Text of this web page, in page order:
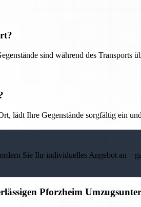
sind während des Transports
lädt Ihre Gegenstände sorgfältig ein
Sie Ihr individuelles Angebot an –
Pforzheim